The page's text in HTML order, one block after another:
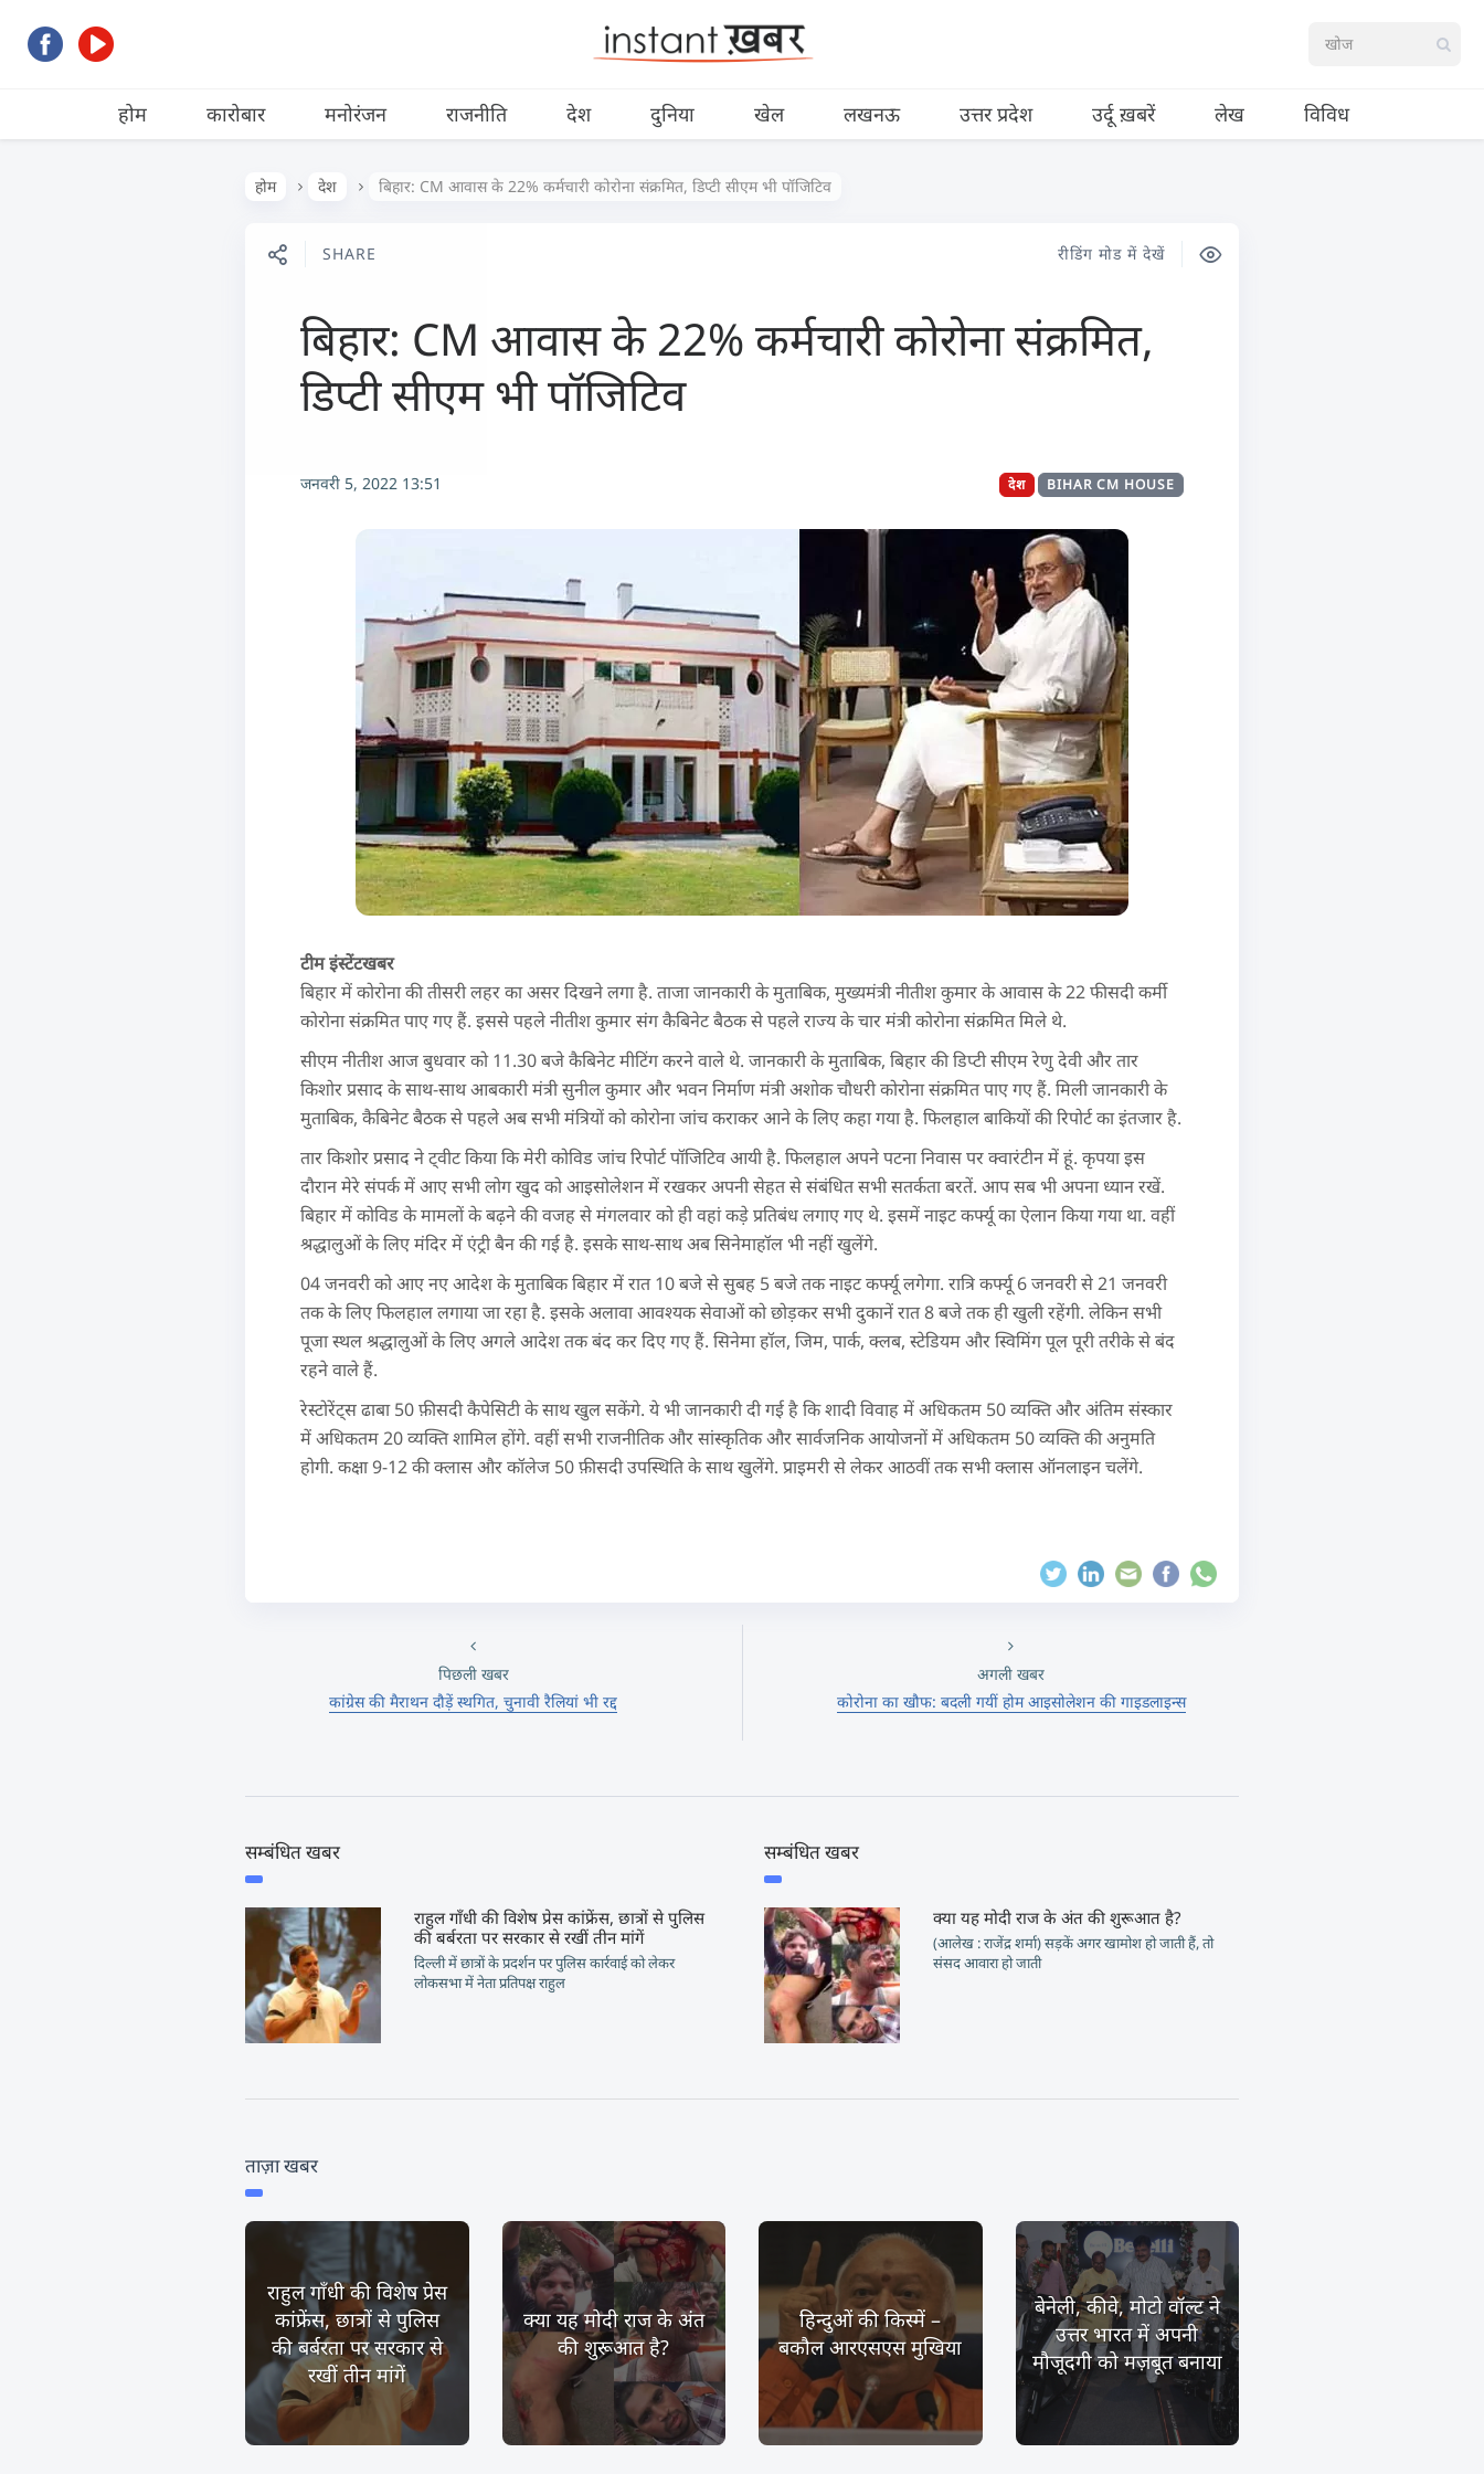
होम कारोबार मनोरंजन राजनीति देश दुनिया खेल लखनऊ उत्तर प्रदेश उर्दू ख़बरें लेख विविध
होम देश बिहार: CM आवास के 22% कर्मचारी कोरोना संक्रमित, डिप्टी सीएम भी पॉजिटिव
SHARE रीडिंग मोड में देखें
बिहार: CM आवास के 22% कर्मचारी कोरोना संक्रमित,
डिप्टी सीएम भी पॉजिटिव
जनवरी 5, 2022 13:51 BIHAR CM HOUSE
देश
टीम इंस्टेंटखबर
बिहार में कोरोना की तीसरी लहर का असर दिखने लगा है. ताजा जानकारी के मुताबिक, मुख्यमंत्री नीतीश कुमार के आवास के 22 फीसदी कर्मी
कोरोना संक्रमित पाए गए हैं. इससे पहले नीतीश कुमार संग कैबिनेट बैठक से पहले राज्य के चार मंत्री कोरोना संक्रमित मिले थे.
सीएम नीतीश आज बुधवार को 11.30 बजे कैबिनेट मीटिंग करने वाले थे. जानकारी के मुताबिक, बिहार की डिप्टी सीएम रेणु देवी और तार
किशोर प्रसाद के साथ-साथ आबकारी मंत्री सुनील कुमार और भवन निर्माण मंत्री अशोक चौधरी कोरोना संक्रमित पाए गए हैं. मिली जानकारी के
मुताबिक, कैबिनेट बैठक से पहले अब सभी मंत्रियों को कोरोना जांच कराकर आने के लिए कहा गया है. फिलहाल बाकियों की रिपोर्ट का इंतजार है.
तार किशोर प्रसाद ने ट्वीट किया कि मेरी कोविड जांच रिपोर्ट पॉजिटिव आयी है. फिलहाल अपने पटना निवास पर क्वारंटीन में हूं. कृपया इस
दौरान मेरे संपर्क में आए सभी लोग खुद को आइसोलेशन में रखकर अपनी सेहत से संबंधित सभी सतर्कता बरतें. आप सब भी अपना ध्यान रखें.
बिहार में कोविड के मामलों के बढ़ने की वजह से मंगलवार को ही वहां कड़े प्रतिबंध लगाए गए थे. इसमें नाइट कर्फ्यू का ऐलान किया गया था. वहीं
श्रद्धालुओं के लिए मंदिर में एंट्री बैन की गई है. इसके साथ-साथ अब सिनेमाहॉल भी नहीं खुलेंगे.
04 जनवरी को आए नए आदेश के मुताबिक बिहार में रात 10 बजे से सुबह 5 बजे तक नाइट कर्फ्यू लगेगा. रात्रि कर्फ्यू 6 जनवरी से 21 जनवरी
तक के लिए फिलहाल लगाया जा रहा है. इसके अलावा आवश्यक सेवाओं को छोड़कर सभी दुकानें रात 8 बजे तक ही खुली रहेंगी. लेकिन सभी
पूजा स्थल श्रद्धालुओं के लिए अगले आदेश तक बंद कर दिए गए हैं. सिनेमा हॉल, जिम, पार्क, क्लब, स्टेडियम और स्विमिंग पूल पूरी तरीके से बंद
रहने वाले हैं.
रेस्टोरेंट्स ढाबा 50 फ़ीसदी कैपेसिटी के साथ खुल सकेंगे. ये भी जानकारी दी गई है कि शादी विवाह में अधिकतम 50 व्यक्ति और अंतिम संस्कार
में अधिकतम 20 व्यक्ति शामिल होंगे. वहीं सभी राजनीतिक और सांस्कृतिक और सार्वजनिक आयोजनों में अधिकतम 50 व्यक्ति की अनुमति
होगी. कक्षा 9-12 की क्लास और कॉलेज 50 फ़ीसदी उपस्थिति के साथ खुलेंगे. प्राइमरी से लेकर आठवीं तक सभी क्लास ऑनलाइन चलेंगे.
पिछली खबर
कांग्रेस की मैराथन दौड़ें स्थगित, चुनावी रैलियां भी रद्द
अगली खबर
कोरोना का खौफ: बदली गयीं होम आइसोलेशन की गाइडलाइन्स
सम्बंधित खबर
राहुल गाँधी की विशेष प्रेस कांफ्रेंस, छात्रों से पुलिस
की बर्बरता पर सरकार से रखीं तीन मांगें
दिल्ली में छात्रों के प्रदर्शन पर पुलिस कार्रवाई को लेकर
लोकसभा में नेता प्रतिपक्ष राहुल
सम्बंधित खबर
क्या यह मोदी राज के अंत की शुरूआत है?
(आलेख : राजेंद्र शर्मा) सड़कें अगर खामोश हो जाती हैं, तो
संसद आवारा हो जाती
ताज़ा खबर
राहुल गाँधी की विशेष प्रेस
कांफ्रेंस, छात्रों से पुलिस
की बर्बरता पर सरकार से
रखीं तीन मांगें
क्या यह मोदी राज के अंत
की शुरूआत है?
हिन्दुओं की किस्में –
बकौल आरएसएस मुखिया
बेनेली, कीवे, मोटो वॉल्ट ने
उत्तर भारत में अपनी
मौजूदगी को मज़बूत बनाया